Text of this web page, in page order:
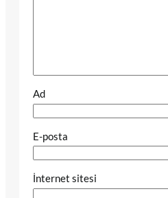
Ad
E-posta
İnternet sitesi